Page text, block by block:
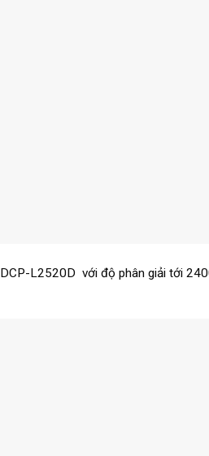
L2520D với độ phân giải tới